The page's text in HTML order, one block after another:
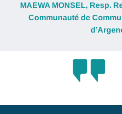
MAEWA MONSEL, Resp.
Communauté de